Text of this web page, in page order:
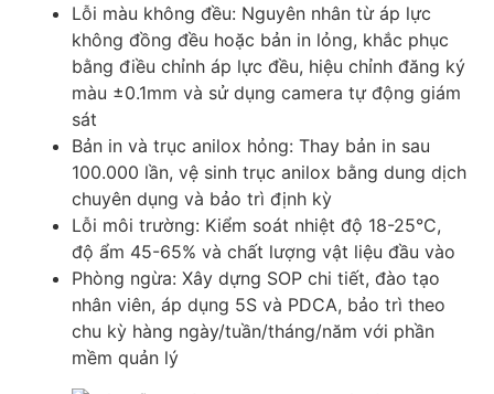
Lỗi màu không đều: Nguyên nhân từ áp lực
không đồng đều hoặc bản in lỏng, khắc phục
bằng điều chỉnh áp lực đều, hiệu chỉnh đăng ký
màu ±0.1mm và sử dụng camera tự động giám
sát
Bản in và trục anilox hỏng: Thay bản in sau
100.000 lần, vệ sinh trục anilox bằng dung dịch
chuyên dụng và bảo trì định kỳ
Lỗi môi trường: Kiểm soát nhiệt độ 18-25°C,
độ ẩm 45-65% và chất lượng vật liệu đầu vào
Phòng ngừa: Xây dựng SOP chi tiết, đào tạo
nhân viên, áp dụng 5S và PDCA, bảo trì theo
chu kỳ hàng ngày/tuần/tháng/năm với phần
mềm quản lý